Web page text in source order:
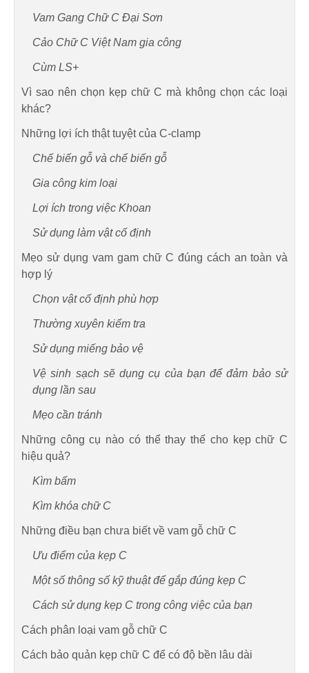
Vam Gang Chữ C Đại Sơn
Cảo Chữ C Việt Nam gia công
Cùm LS+
Vì sao nên chọn kẹp chữ C mà không chọn các loại
khác?
Những lợi ích thật tuyệt của C-clamp
Chế biến gỗ và chế biến gỗ
Gia công kim loại
Lợi ích trong việc Khoan
Sử dụng làm vật cố định
Mẹo sử dụng vam gam chữ C đúng cách an toàn và
hợp lý
Chọn vật cố định phù hợp
Thường xuyên kiểm tra
Sử dụng miếng bảo vệ
Vệ sinh sạch sẽ dụng cụ của bạn để đảm bảo sử
dụng lần sau
Mẹo cần tránh
Những công cụ nào có thể thay thế cho kẹp chữ C
hiệu quả?
Kìm bấm
Kìm khóa chữ C
Những điều bạn chưa biết về vam gỗ chữ C
Ưu điểm của kẹp C
Một số thông số kỹ thuật để gắp đúng kẹp C
Cách sử dụng kẹp C trong công việc của bạn
Cách phân loại vam gỗ chữ C
Cách bảo quản kẹp chữ C để có độ bền lâu dài